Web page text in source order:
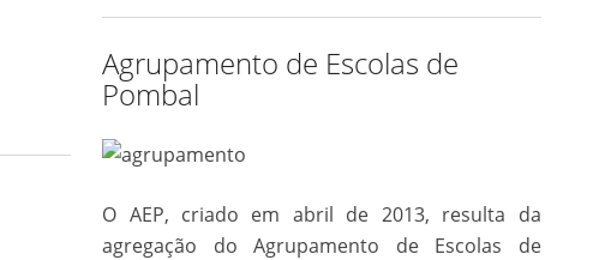
Agrupamento de Escolas de
Pombal
O AEP, criado em abril de 2013, resulta da
agregação do Agrupamento de Escolas de